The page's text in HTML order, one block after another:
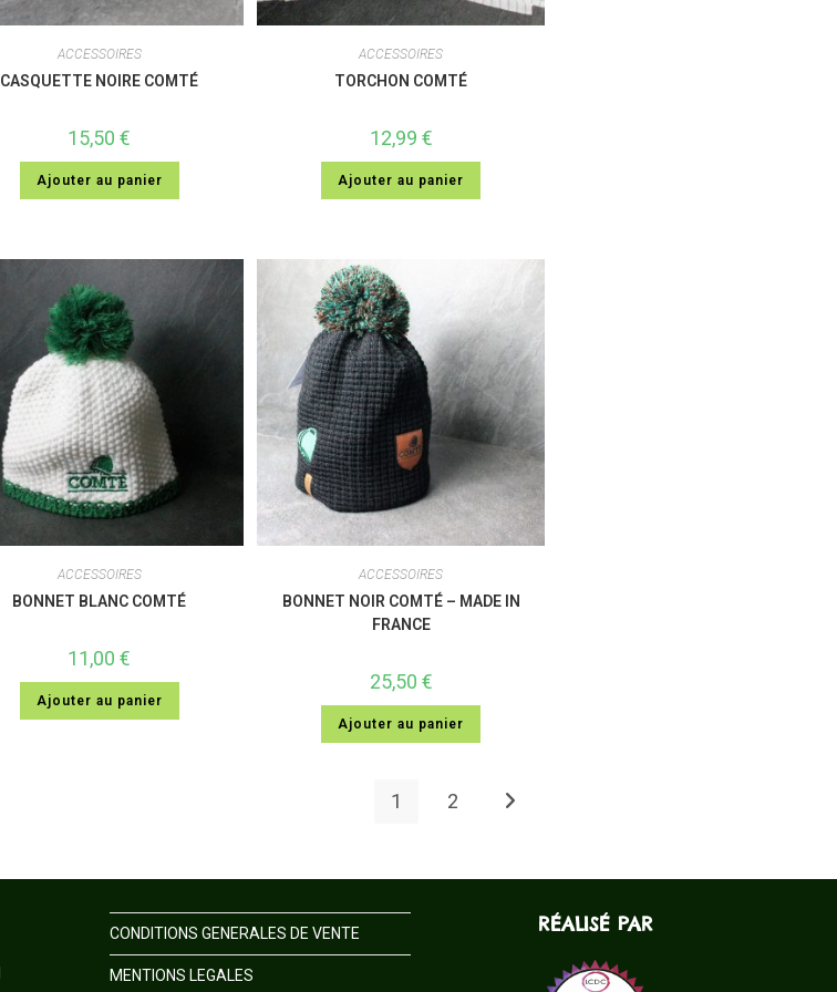
ACCESSOIRES
CASQUETTE NOIRE COMTÉ
15,50€
Ajouter au panier
ACCESSOIRES
TORCHON COMTÉ
12,99 €
Ajouter au panier
ACCESSOIRES
BONNET BLANC COMTÉ
11,00€
Ajouter au panier
ACCESSOIRES
BONNET NOIR COMTÉ – MADE IN
FRANCE
25,50 €
Ajouter au panier
1 2
CONDITIONS GENERALES DE VENTE
MENTIONS LEGALES
RÉALISÉ PAR